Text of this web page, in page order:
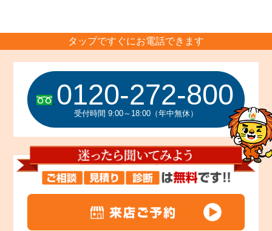
タップですぐにお電話できます
0120-272-800
受付時間 9:00～18:00（年中無休）